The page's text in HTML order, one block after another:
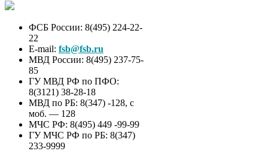
ФСБ России: 8(495) 224-22-
22
E-mail: fsb@fsb.ru
МВД России: 8(495) 237-75-
85
ГУ МВД РФ по ПФО:
8(3121) 38-28-18
МВД по РБ: 8(347) -128, с
моб. — 128
МЧС РФ: 8(495) 449 -99-99
ГУ МЧС РФ по РБ: 8(347)
233-9999